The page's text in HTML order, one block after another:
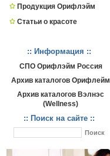
Продукция Орифлэйм
Статьи о красоте
:: Информация ::
СПО Орифлэйм Россия
Архив каталогов Орифлейм
Архив каталогов Вэлнэс
(Wellness)
:: Поиск на сайте ::